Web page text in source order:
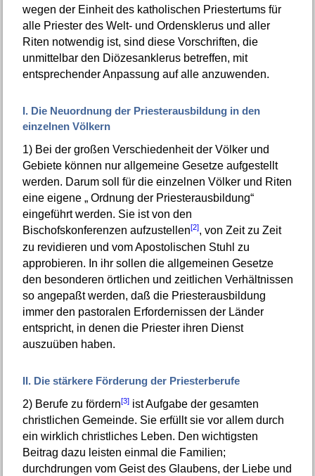
wegen der Einheit des katholischen Priestertums für
alle Priester des Welt- und Ordensklerus und aller
Riten notwendig ist, sind diese Vorschriften, die
unmittelbar den Diözesanklerus betreffen, mit
entsprechender Anpassung auf alle anzuwenden.
I. Die Neuordnung der Priesterausbildung in den
einzelnen Völkern
1)Bei der großen Verschiedenheit der Völker und
Gebiete können nur allgemeine Gesetze aufgestellt
werden. Darum soll für die einzelnen Völker und Riten
eine eigene „ Ordnung der Priesterausbildung“
eingeführt werden. Sie ist von den
Bischofskonferenzen aufzustellen[2], von Zeit zu Zeit
zu revidieren und vom Apostolischen Stuhl zu
approbieren. In ihr sollen die allgemeinen Gesetze
den besonderen örtlichen und zeitlichen Verhältnissen
so angepaßt werden, daß die Priesterausbildung
immer den pastoralen Erfordernissen der Länder
entspricht, in denen die Priester ihren Dienst
auszuüben haben.
II. Die stärkere Förderung der Priesterberufe
2)Berufe zu fördern[3]ist Aufgabe der gesamten
christlichen Gemeinde. Sie erfüllt sie vor allem durch
ein wirklich christliches Leben. Den wichtigsten
Beitrag dazu leisten einmal die Familien;
durchdrungen vom Geist des Glaubens, der Liebe und